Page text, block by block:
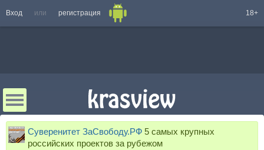
Вход или регистрация 18+
Суверенитет ЗаСвободу.РФ 5 самых крупных
российских проектов за рубежом